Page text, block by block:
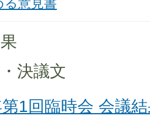
る意見書
決議文
1回臨時会 会議